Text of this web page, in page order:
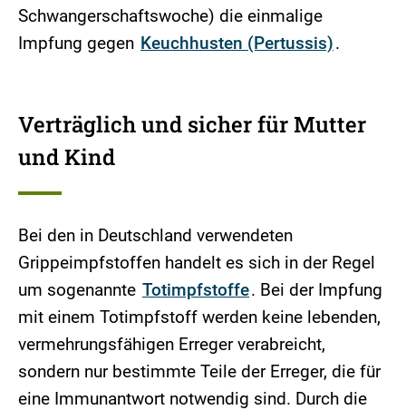
Schwangerschaftswoche) die einmalige
Impfung gegen Keuchhusten (Pertussis).
Verträglich und sicher für Mutter
und Kind
Bei den in Deutschland verwendeten
Grippeimpfstoffen handelt es sich in der Regel
um sogenannte Totimpfstoffe. Bei der Impfung
mit einem Totimpfstoff werden keine lebenden,
vermehrungsfähigen Erreger verabreicht,
sondern nur bestimmte Teile der Erreger, die für
eine Immunantwort notwendig sind. Durch die